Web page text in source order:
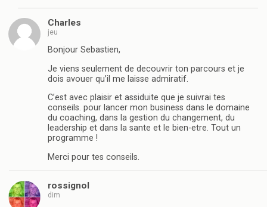
Charles
jeu
Bonjour Sebastien,
Je viens seulement de decouvrir ton parcours et je
dois avouer qu’il me laisse admiratif.
C’est avec plaisir et assiduite que je suivrai tes
conseils. pour lancer mon business dans le domaine
du coaching, dans la gestion du changement, du
leadership et dans la sante et le bien-etre. Tout un
programme !
Merci pour tes conseils.
rossignol
dim